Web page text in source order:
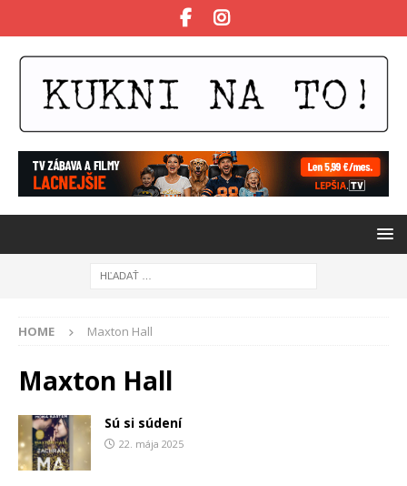
HOME Maxton Hall
Maxton Hall
Sú si súdení
22. mája 2025